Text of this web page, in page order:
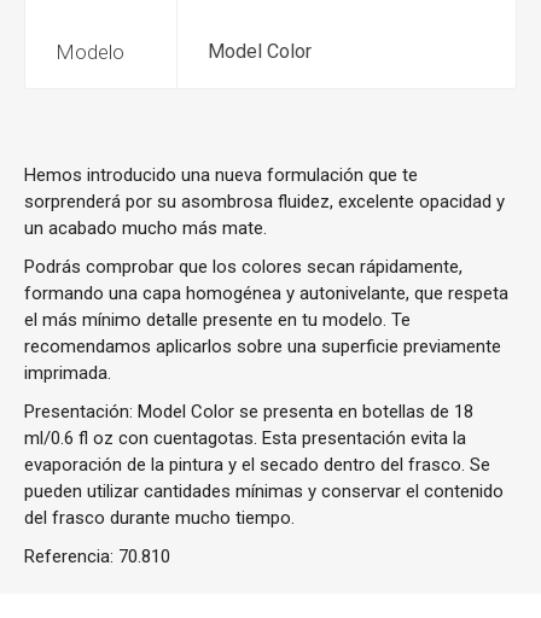
Modelo Model Color
Hemos introducido una nueva formulación que te
sorprenderá por su asombrosa fluidez, excelente opacidad y
un acabado mucho más mate.
Podrás comprobar que los colores secan rápidamente,
formando una capa homogénea y autonivelante, que respeta
el más mínimo detalle presente en tu modelo. Te
recomendamos aplicarlos sobre una superficie previamente
imprimada.
Presentación: Model Color se presenta en botellas de 18
ml/0.6 fl oz con cuentagotas. Esta presentación evita la
evaporación de la pintura y el secado dentro del frasco. Se
pueden utilizar cantidades mínimas y conservar el contenido
del frasco durante mucho tiempo.
Referencia: 70.810